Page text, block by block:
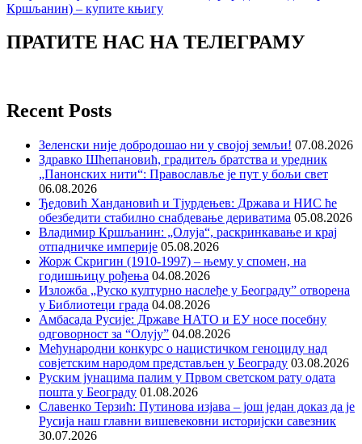
ПРАТИТЕ НАС НА ТЕЛЕГРАМУ
Recent Posts
Зеленски није добродошао ни у својој земљи! 07.08.2026
Здравко Шћепановић, градитељ братства и уредник
„Панонских нити“: Православље је пут у бољи свет
06.08.2026
Ђедовић Хандановић и Тјурдењев: Држава и НИС ће
обезбедити стабилно снабдевање дериватима 05.08.2026
Владимир Кршљанин: „Олуја“, раскринкавање и крај
отпадничке империје 05.08.2026
Жорж Скригин (1910-1997) – њему у спомен, на
годишњицу рођења 04.08.2026
Изложба „Руско културно наслеђе у Београду” отворена
у Библиотеци града 04.08.2026
Амбасада Русије: Државе НАТО и ЕУ носе посебну
одговорност за “Олују” 04.08.2026
Међународни конкурс о нацистичком геноциду над
совјетским народом представљен у Београду 03.08.2026
Руским јунацима палим у Првом светском рату одата
пошта у Београду 01.08.2026
Славенко Терзић: Путинова изјава – још један доказ да је
Русија наш главни вишевековни историјски савезник
30.07.2026